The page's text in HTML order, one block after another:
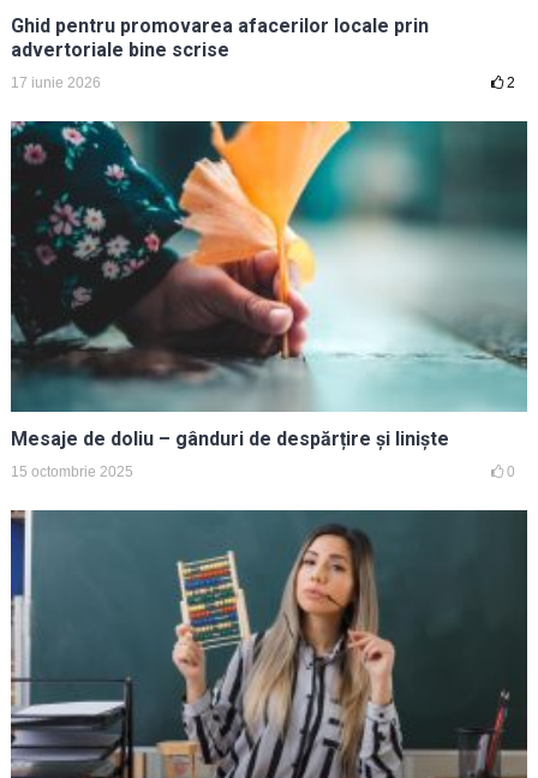
Ghid pentru promovarea afacerilor locale prin
advertoriale bine scrise
17 iunie 2026 2
Mesaje de doliu – gânduri de despărțire și liniște
15 octombrie 2025 0